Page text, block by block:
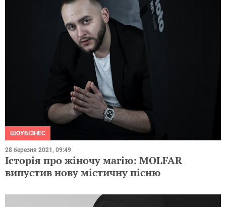
ШОУБІЗНЕС
28 березня 2021, 09:49
Історія про жіночу магію: MOLFAR
випустив нову містичну пісню